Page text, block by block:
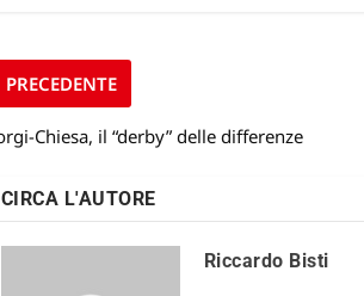
PRECEDENTE
Chiesa, il “derby” delle differenze
CIRCA L'AUTORE
Riccardo Bisti